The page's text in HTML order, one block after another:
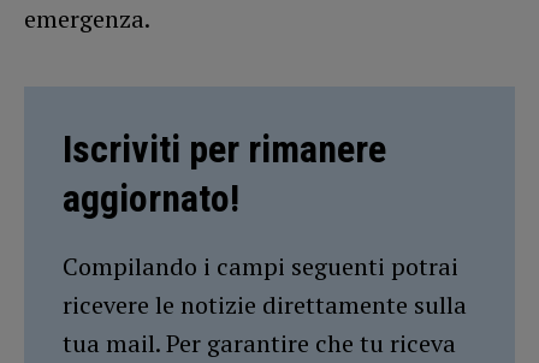
emergenza.
Iscriviti per rimanere
aggiornato!
Compilando i campi seguenti potrai
ricevere le notizie direttamente sulla
tua mail. Per garantire che tu riceva